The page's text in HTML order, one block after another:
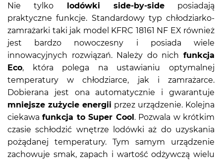
Nie tylko lodówki side-by-side posiadają
praktyczne funkcje. Standardowy typ chłodziarko-
zamrażarki taki jak model KFRC 18161 NF EX również
jest bardzo nowoczesny i posiada wiele
innowacyjnych rozwiązań. Należy do nich funkcja
Eco, która polega na ustawianiu optymalnej
temperatury w chłodziarce, jak i zamrażarce.
Dobierana jest ona automatycznie i gwarantuje
mniejsze zużycie energii przez urządzenie. Kolejna
ciekawafunkcja to Super Cool. Pozwala w krótkim
czasie schłodzić wnętrze lodówki aż do uzyskania
pożądanej temperatury. Tym samym urządzenie
zachowuje smak, zapach i wartość odżywczą wielu